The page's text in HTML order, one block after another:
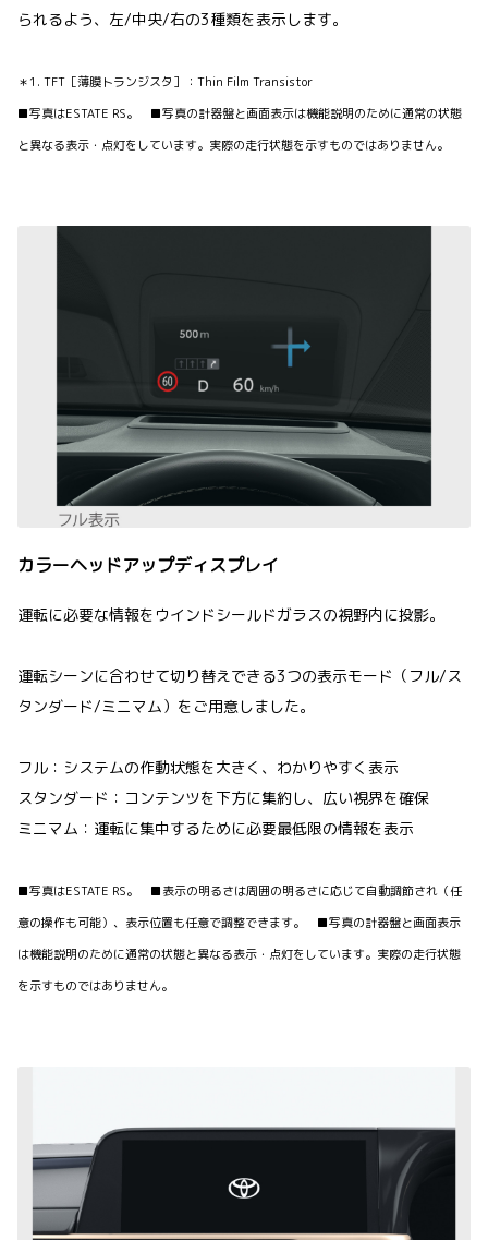
られるよう、左/中央/右の3種類を表示します。
＊1. TFT［薄膜トランジスタ］：Thin Film Transistor
■写真はESTATE RS。 ■写真の計器盤と画面表示は機能説明のために通常の状態
と異なる表示・点灯をしています。実際の走行状態を示すものではありません。
カラーヘッドアップディスプレイ
運転に必要な情報をウインドシールドガラスの視野内に投影。
運転シーンに合わせて切り替えできる3つの表示モード（フル/ス
タンダード/ミニマム）をご用意しました。
フル：システムの作動状態を大きく、わかりやすく表示
スタンダード：コンテンツを下方に集約し、広い視界を確保
ミニマム：運転に集中するために必要最低限の情報を表示
■写真はESTATE RS。 ■表示の明るさは周囲の明るさに応じて自動調節され（任
意の操作も可能）、表示位置も任意で調整できます。 ■写真の計器盤と画面表示
は機能説明のために通常の状態と異なる表示・点灯をしています。実際の走行状態
を示すものではありません。